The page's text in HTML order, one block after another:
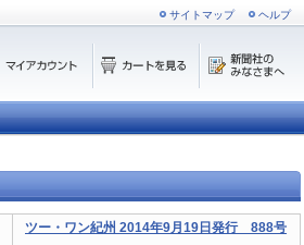
サイトマップ ヘルプ
ツー・ワン紀州 2014年9月19日発行 888号